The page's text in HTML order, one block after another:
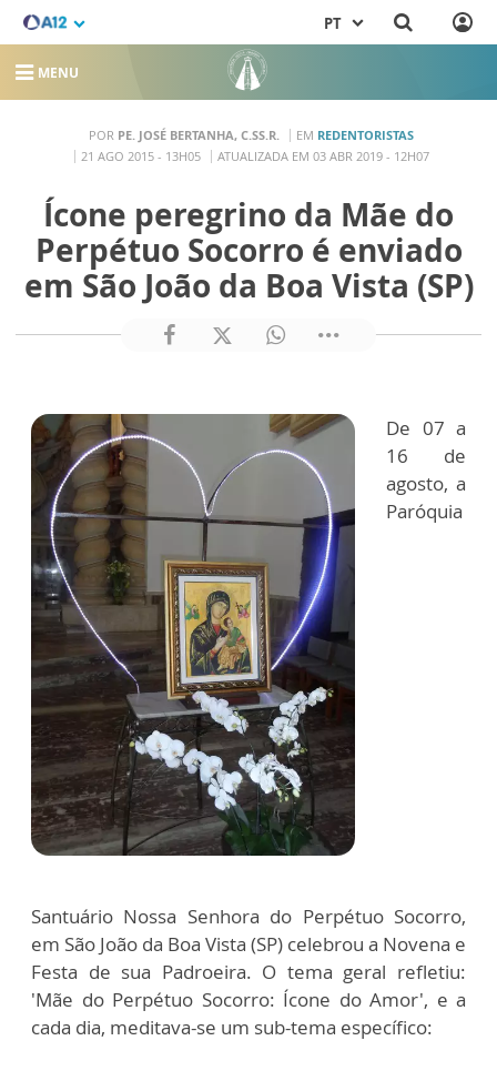
PT
MENU
POR PE. JOSÉ BERTANHA, C.SS.R. EM REDENTORISTAS
21 AGO 2015 - 13H05
ATUALIZADA EM 03 ABR 2019 - 12H07
Ícone peregrino da Mãe do
Perpétuo Socorro é enviado
em São João da Boa Vista (SP)
De 07 a
16 de
agosto, a
Paróquia
Santuário Nossa Senhora do Perpétuo Socorro,
em São João da Boa Vista (SP) celebrou a Novena e
Festa de sua Padroeira. O tema geral refletiu:
'Mãe do Perpétuo Socorro: Ícone do Amor', e a
cada dia, meditava-se um sub-tema específico: